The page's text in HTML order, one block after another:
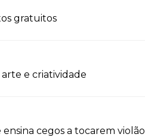
gratuitos
e criatividade
cegos a tocarem violão